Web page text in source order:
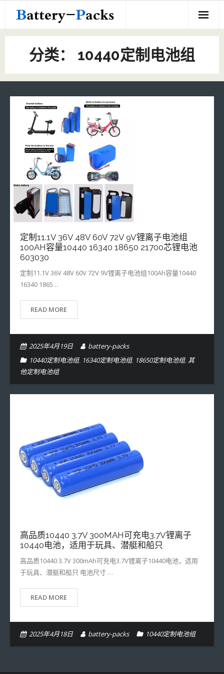
content
Home
18650定制电池组
定制电池组
- 18650定制电池组
- 其他定制电池组
- 10440定制电池组
- 21700定制电池组
- 16350定制电池组
- 16500定制电池组
- 16650定制电池组
- 18350定制电池组
- 18500定制电池组
- 13310定制电池组
- 14430定制电池组
- 26650定制电池组
- 14500定制电池组
- 14650定制电池组
- 32700定制电池组
- 16340定制电池组
- 33140定制电池组
关于我们
联系我们
分类： 10440定制电池组
定制11.1V 36V 48V 60V 72V 9V锂离子电池组
100AH容量10440 16340 18650 21700芯锂电池
603030
定制11.1V 36V 48V 60V 72V 9V锂离子电池组100Ah容量10440
16340 1865…
READ MORE
2025年4月19日
battery-packs
10440定制电池组, 16340定制电池组, 18650定制电池组, 其
他定制电池组
高品质10440 3.7V 300MAH可充电3.7V锂离子
10440电池，适用于玩具、潜艇和船只
高品质10440 3.7V 300mAh可充电3.7V锂离子10440电池，适用
于玩具、潜艇和船只 电池尺寸 …
READ MORE
2025年4月18日 battery-packs 10440定制电池组